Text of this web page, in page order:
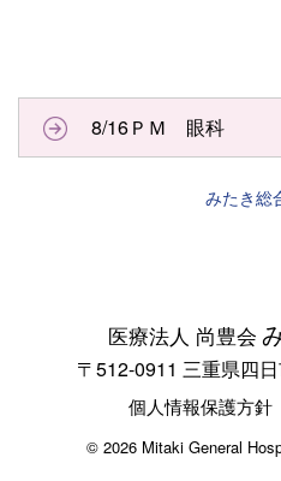
8/16ＰＭ 眼科
みたき総
医療法人 尚豊会
〒512-0911 三重県四
個人情報保護方針
© 2026 Mitaki General